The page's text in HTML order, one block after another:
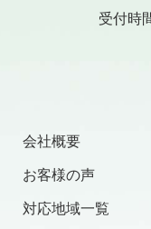
受付時
会社概要
お客様の声
対応地域一覧